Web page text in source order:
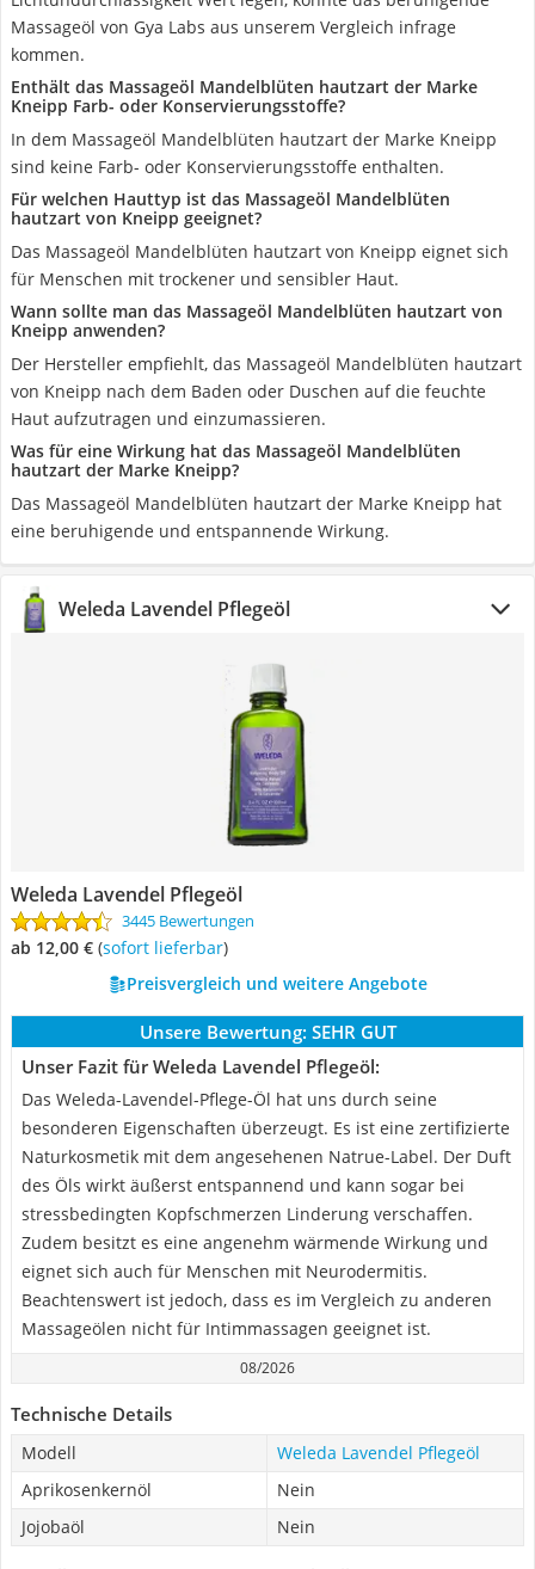
Massageöl von Gya Labs aus unserem Vergleich infrage
kommen.
Enthält das Massageöl Mandelblüten hautzart der Marke
Kneipp Farb- oder Konservierungsstoffe?
In dem Massageöl Mandelblüten hautzart der Marke Kneipp
sind keine Farb- oder Konservierungsstoffe enthalten.
Für welchen Hauttyp ist das Massageöl Mandelblüten
hautzart von Kneipp geeignet?
Das Massageöl Mandelblüten hautzart von Kneipp eignet sich
für Menschen mit trockener und sensibler Haut.
Wann sollte man das Massageöl Mandelblüten hautzart von
Kneipp anwenden?
Der Hersteller empfiehlt, das Massageöl Mandelblüten hautzart
von Kneipp nach dem Baden oder Duschen auf die feuchte
Haut aufzutragen und einzumassieren.
Was für eine Wirkung hat das Massageöl Mandelblüten
hautzart der Marke Kneipp?
Das Massageöl Mandelblüten hautzart der Marke Kneipp hat
eine beruhigende und entspannende Wirkung.
Weleda Lavendel Pflegeöl
Weleda Lavendel Pflegeöl
3445 Bewertungen
ab 12,00 € ( Sofort lieferbar)
Preisvergleich und weitere Angebote
Unsere Bewertung: SEHR GUT
Unser Fazit für Weleda Lavendel Pflegeöl:
Das Weleda-Lavendel-Pflege-Öl hat uns durch seine
besonderen Eigenschaften überzeugt. Es ist eine zertifizierte
Naturkosmetik mit dem angesehenen Natrue-Label. Der Duft
des Öls wirkt äußerst entspannend und kann sogar bei
stressbedingten Kopfschmerzen Linderung verschaffen.
Zudem besitzt es eine angenehm wärmende Wirkung und
eignet sich auch für Menschen mit Neurodermitis.
Beachtenswert ist jedoch, dass es im Vergleich zu anderen
Massageölen nicht für Intimmassagen geeignet ist.
08/2026
Technische Details
Modell
Weleda Lavendel Pflegeöl
Aprikosenkernöl
Nein
Jojobaöl
Nein